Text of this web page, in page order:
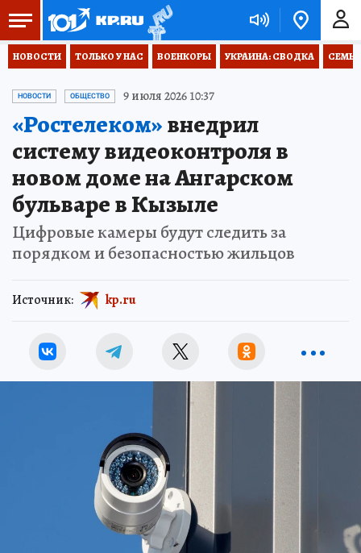
НОВОСТИ ТОЛЬКО У НАС ВОЕНКОРЫ УКРАИНА: СВОДКА
НОВОСТИ ОБЩЕСТВО 9 июля 2026 10:37
«Ростелеком»внедрил
систему видеоконтроля в
новом доме на Ангарском
бульваре в Кызыле
Цифровые камеры будут следить за
порядком и безопасностью жильцов
Источник: kp.ru